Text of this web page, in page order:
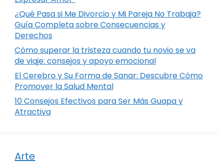
¿Qué Pasa si Me Divorcio y Mi Pareja No Trabaja?
Guía Completa sobre Consecuencias y
Derechos
Cómo superar la tristeza cuando tu novio se va
de viaje: consejos y apoyo emocional
El Cerebro y Su Forma de Sanar: Descubre Cómo
Promover la Salud Mental
10 Consejos Efectivos para Ser Más Guapa y
Atractiva
Arte